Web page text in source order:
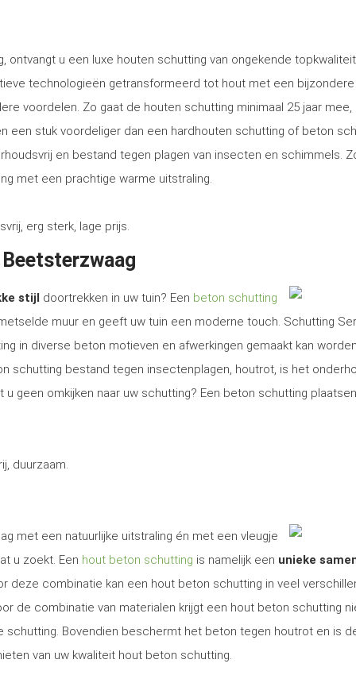
ontvangt u een luxe houten schutting van ongekende
technologieën getransformeerd tot hout met een bijzondere
voordelen. Zo gaat de houten schutting minimaal 25 jaar mee,
een stuk voordeliger dan een hardhouten schutting of beton
en bestand tegen plagen van insecten en schimmels.
met een prachtige warme uitstraling.
erg sterk, lage prijs.
stijl doortrekken in uw tuin? Een beton schutting
muur en geeft uw tuin een moderne touch. Schutting
in diverse beton motieven en afwerkingen gemaakt kan
schutting bestand tegen insectenplagen, houtrot, is het
geen omkijken naar uw schutting? Een beton schutting
duurzaam.
met een natuurlijke uitstraling én met een vleugje
u zoekt. Een hout beton schutting is namelijk een unieke
deze combinatie kan een hout beton schutting in veel
de combinatie van materialen krijgt een hout beton schutting
schutting. Bovendien beschermt het beton tegen houtrot en is
van uw kwaliteit hout beton schutting.